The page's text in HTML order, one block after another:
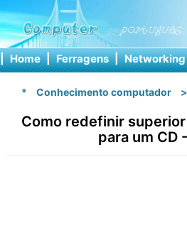
| Home | Ferragens | Networking
* Conhecimento computador
Como redefinir
para um CD